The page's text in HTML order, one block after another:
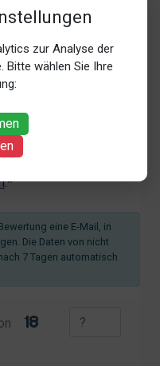
zur Analyse der
Bitte wählen Sie Ihre
und Nutzung meiner
Referrer-URL) zum
ich mich
.*
eine E-Mail, in
Die Daten von nicht
7 Tagen automatisch